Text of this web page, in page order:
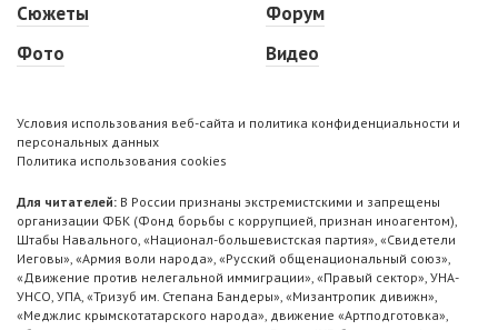
Сюжеты
Фото
Форум
Видео
Условия использования веб-сайта и политика конфиденциальности и
персональных данных
Политика использования cookies
Для читателей: В России признаны экстремистскими и запрещены
организации ФБК (Фонд борьбы с коррупцией, признан иноагентом),
Штабы Навального, «Национал-большевистская партия», «Свидетели
Иеговы», «Армия воли народа», «Русский общенациональный союз»,
«Движение против нелегальной иммиграции», «Правый сектор», УНА-
УНСО, УПА, «Тризуб им. Степана Бандеры», «Мизантропик дивижн»,
«Меджлис крымскотатарского народа», движение «Артподготовка»,